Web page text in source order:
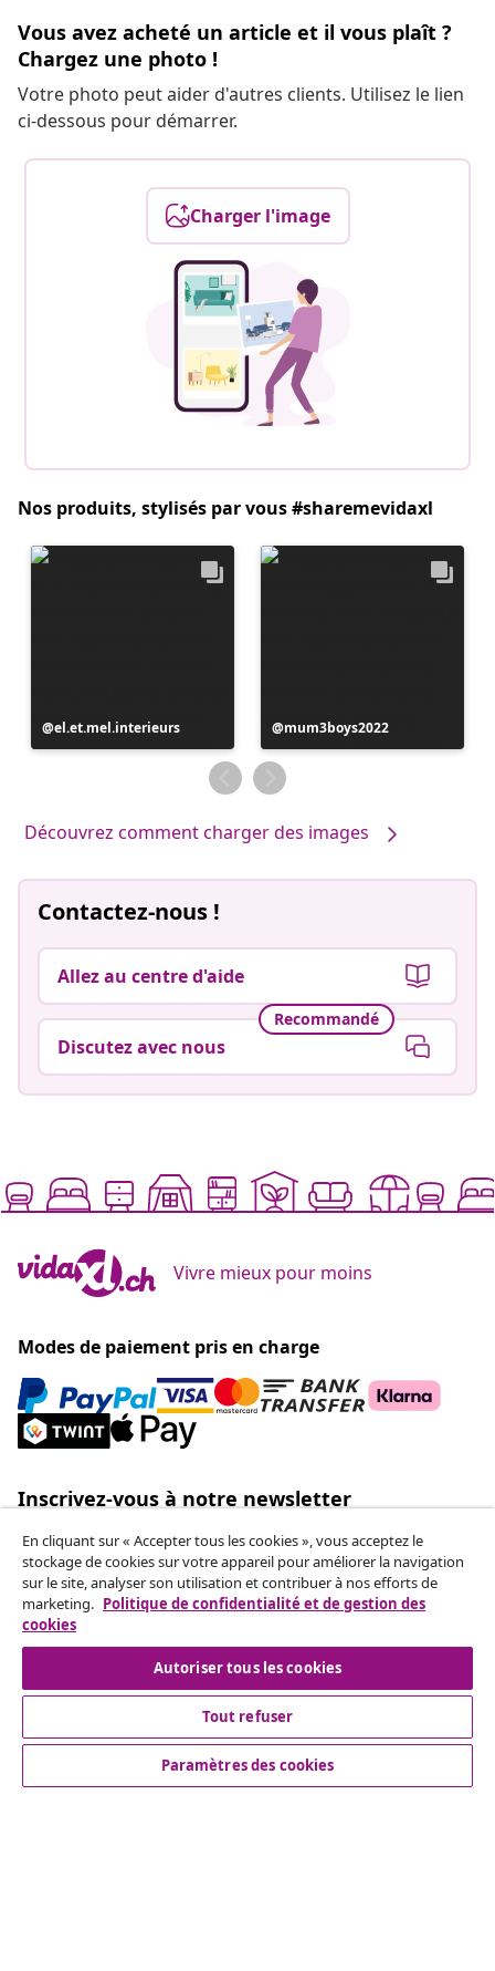
Vous avez acheté un article et il vous plaît ?
Chargez une photo !
Votre photo peut aider d'autres clients. Utilisez le lien
ci-dessous pour démarrer.
Charger l'image
Nos produits, stylisés par vous #sharemevidaxl
Publication
publiée
el.et.mel.interieurs
Publication
publiée
par
mum3boys2022
Découvrez comment charger des images
Contactez-nous !
Allez au centre d'aide
Recommandé
Discutez avec nous
Vivre mieux pour moins
Modes de paiement pris en charge
Inscrivez-vous à notre newsletter
offres hebdomadaires, les promotions saisonnières et
les nouveautés de vidaXL.
Nos comptes de réseaux sociaux
En cliquant sur « Accepter tous les cookies », vous acceptez le
stockage de cookies sur votre appareil pour améliorer la navigation
sur le site, analyser son utilisation et contribuer à nos efforts de
marketing. Politique de confidentialité et de gestion des
cookies
Autoriser tous les cookies
Tout refuser
Paramètres des cookies